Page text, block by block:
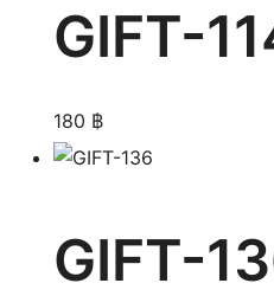
GIFT-
180 ฿
GIFT-